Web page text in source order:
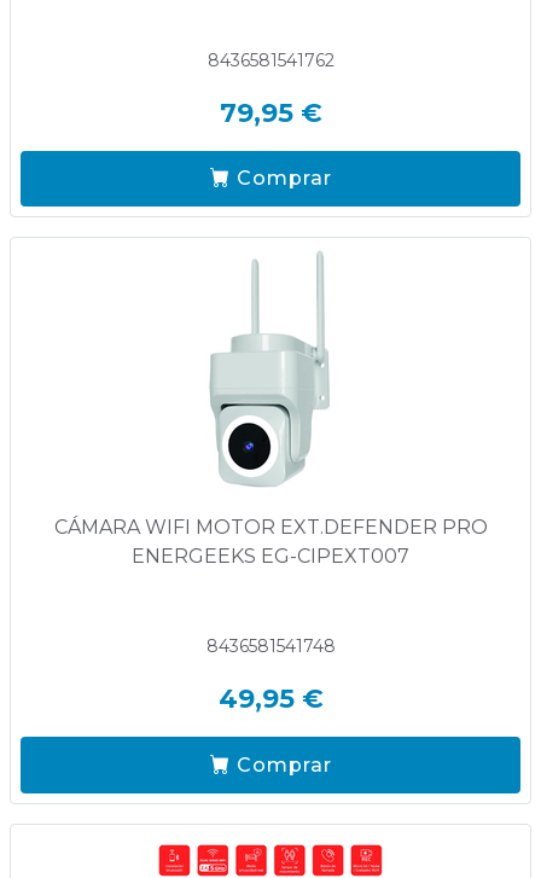
8436581541762
79,95 €
Comprar
CÁMARA WIFI MOTOR EXT.DEFENDER PRO
ENERGEEKS EG-CIPEXT007
8436581541748
49,95 €
Comprar